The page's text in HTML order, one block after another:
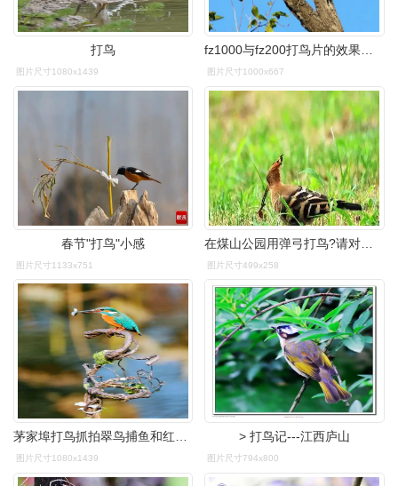
打鸟
图片尺寸1080x1439 图片尺寸1000x667
春节"打鸟"小感
图片尺寸1133x751 图片尺寸499x258
茅家埠打鸟抓拍翠鸟捕鱼和红胁蓝尾鸲捉虫
图片尺寸1080x1439
> 打鸟记---江西庐山
图片尺寸794x800